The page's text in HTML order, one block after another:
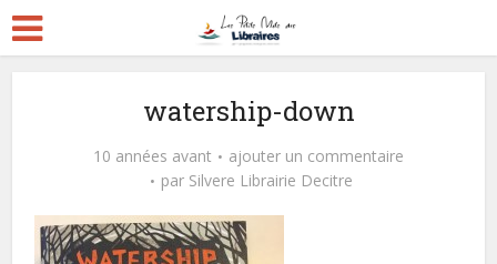
watership-down
10 années avant
ajouter un commentaire
par Silvere Librairie Decitre